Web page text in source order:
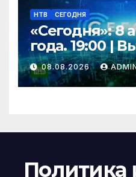
НТВ СЕГОДНЯ
«Сегодня»: 8
года. 19:00 |
новостей |
08.08.2026
Политика